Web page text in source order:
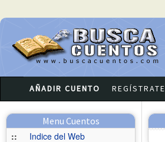
AÑADIR CUENTO REGÍSTRATE
Menu Cuentos
::
Indice del Web